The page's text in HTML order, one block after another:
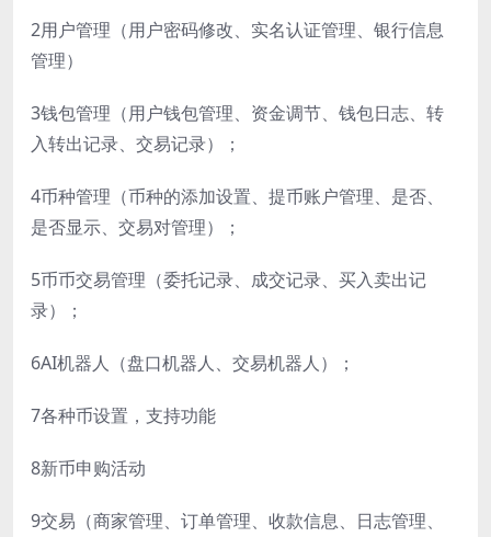
2用户管理（用户密码修改、实名认证管理、银行信息
管理）
3钱包管理（用户钱包管理、资金调节、钱包日志、转
入转出记录、交易记录）；
4币种管理（币种的添加设置、提币账户管理、是否、
是否显示、交易对管理）；
5币币交易管理（委托记录、成交记录、买入卖出记
录）；
6AI机器人（盘口机器人、交易机器人）；
7各种币设置，支持功能
8新币申购活动
9交易（商家管理、订单管理、收款信息、日志管理、